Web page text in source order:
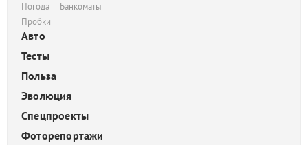
Погода
Пробки
Банкоматы
Авто
Тесты
Польза
Эволюция
Спецпроекты
Фоторепортажи